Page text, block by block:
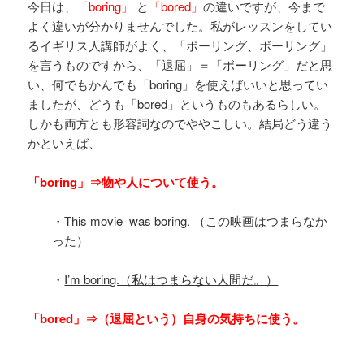
今日は、 「boring」 と 「bored」の違いですが、今まで
よく違いが分かりませんでした。私がレッスンをしてい
るイギリス人講師がよく、「ボーリング、ボーリング」
を言うものですから、「退屈」＝「ボーリング」だと思
い、何でもかんでも「boring」を使えばいいと思ってい
ましたが、どうも「bored」というものもあるらしい。
しかも両方とも形容詞なのでややこしい。結局どう違う
かといえば、
「boring」⇒物や人について使う。
・This movie was boring. （この映画はつまらなか
った）
・ I’m boring.（私はつまらない人間だ。）
「bored」⇒（退屈という）自身の気持ちに使う。